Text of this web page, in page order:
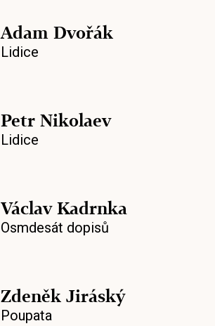
Adam Dvořák
Lidice
Petr Nikolaev
Lidice
Václav Kadrnka
Osmdesát dopisů
Zdeněk Jiráský
Poupata